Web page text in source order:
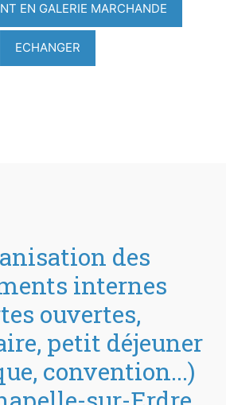
EN GALERIE MARCHANDE
ECHANGER
des
internes
ouvertes,
petit déjeuner
convention...)